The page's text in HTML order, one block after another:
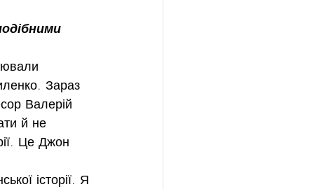
Зараз
Валерій
й не
Це Джон
історії. Я